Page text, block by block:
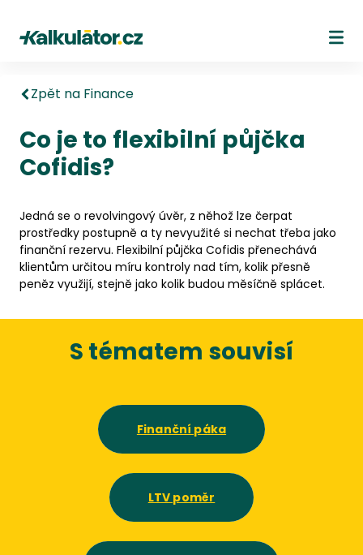
Kalkulátor.cz
Zpět na Finance
Co je to flexibilní půjčka
Cofidis?
Jedná se o revolvingový úvěr, z něhož lze čerpat
prostředky postupně a ty nevyužité si nechat třeba jako
finanční rezervu. Flexibilní půjčka Cofidis přenechává
klientům určitou míru kontroly nad tím, kolik přesně
peněz využijí, stejně jako kolik budou měsíčně splácet.
S tématem souvisí
Finanční páka
LTV poměr